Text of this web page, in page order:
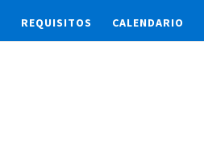
REQUISITOS CALENDARIO